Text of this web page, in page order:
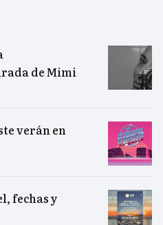
de Mimi
verán en
fechas y